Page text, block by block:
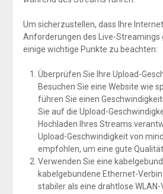
Um sicherzustellen, dass Ihre
Anforderungen des Live-Streamings
einige wichtige Punkte zu beachten:
Überprüfen Sie Ihre Upload-
Besuchen Sie eine Website wie
führen Sie einen
Sie auf die Upload-
Hochladen Ihres Streams
Upload-Geschwindigkeit von
empfohlen, um eine gute
Verwenden Sie eine
kabelgebundene Ethernet-
stabiler als eine drahtlose WLAN-